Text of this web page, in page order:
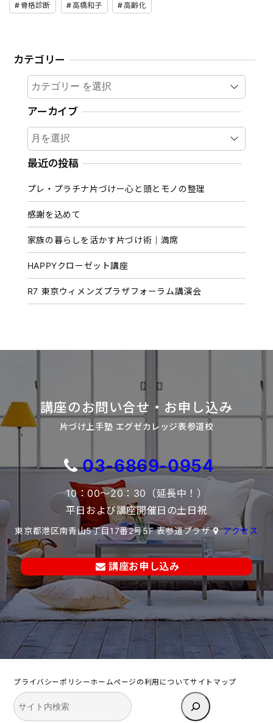
骨格診断 高橋和子 高齢化
カテゴリー
カテゴリー
アーカイブ
ア
ー
カ
ブ
最近の投稿
プレ・プラチナ片づけー心と頭とモノの整理
感謝を込めて
家族の暮らしを活かす片づけ術｜満席
HAPPYクローゼット講座
R7 東京ウィメンズプラザフォーラム講演会
講座のお問い合せ・お申し込み
片づけ上手塾 エグゼカレッジ表参道校
03-6869-0954
10：00～20：30（延長中！）
平日および講座開催日の土日祝
東京都港区南青山5丁目17番2号5F 表参道プラザ アクセス
講座お申し込み
プライバシーポリシーホームページの利用についてサイトマップ
検
索